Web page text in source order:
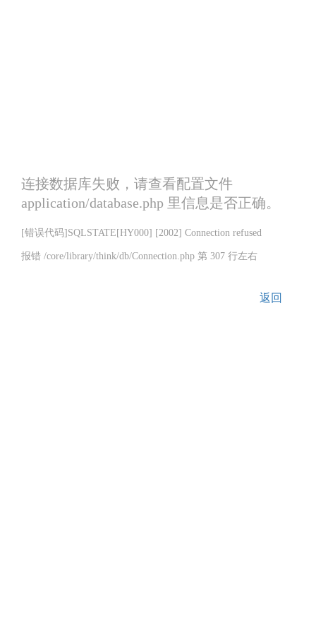
连接数据库失败，请查看配置文件
application/database.php 里信息是否正确。
[错误代码]SQLSTATE[HY000] [2002] Connection refused
报错 /core/library/think/db/Connection.php 第 307 行左右
返回